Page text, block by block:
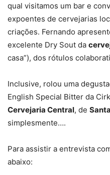
qual visitamos um bar e
expoentes de cervejarias
criações. Fernando
excelente Dry Sout da
casa”), dos rótulos
Inclusive, rolou uma
English Special Bitter da
Cervejaria Central, de
simplesmente….
Para assistir a entrevista
abaixo: